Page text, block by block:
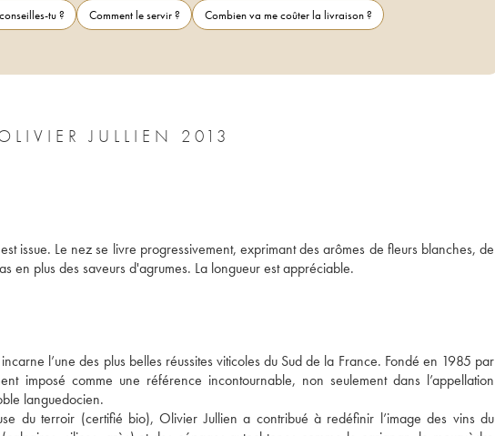
tu ? Comment le servir ?
Combien va me coûter la livraison ?
JULLIEN 2013
issue. Le nez se livre progressivement, exprimant des arômes de fleurs blanches, de
en plus des saveurs d'agrumes. La longueur est appréciable.
l’une des plus belles réussites viticoles du Sud de la France. Fondé en 1985 par
imposé comme une référence incontournable, non seulement dans l’appellation
languedocien.
du terroir (certifié bio), Olivier Jullien a contribué à redéfinir l’image des vins du